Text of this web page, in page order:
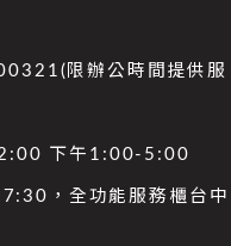
限辦公時間提供服
下午1:00-5:00
，全功能服務櫃台中